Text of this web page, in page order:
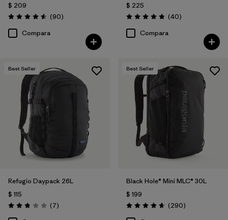
$ 209
Valoración: 4.6 / 5
(90Comentarios
)
Compara
$ 225
Valoración: 4.8 / 5
(40Comentarios
)
Compara
Best Seller
Refugio Daypack 26L
$ 115
Valoración: 2.9 / 5
(7Comentarios
)
Best Seller
Black Hole® Mini MLC® 30L
$ 199
Valoración: 4.7 / 5
(290Comentarios
)